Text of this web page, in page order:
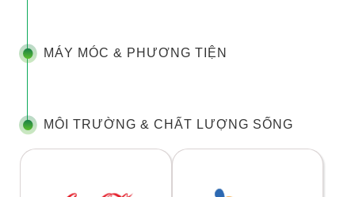
MÁY MÓC & PHƯƠNG TIỆN
MÔI TRƯỜNG & CHẤT LƯỢNG SỐNG